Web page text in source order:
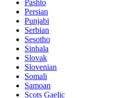
Pashto
Persian
Punjabi
Serbian
Sesotho
Sinhala
Slovak
Slovenian
Somali
Samoan
Scots Gaelic